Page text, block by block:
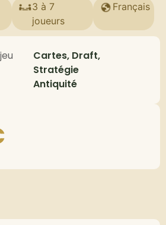
3 à 7
joueurs
Français
Cartes, Draft,
Stratégie
Antiquité